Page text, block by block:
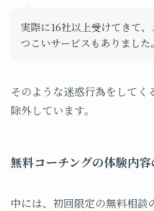
実際に16社以上受けてきて
つこいサービスもありました。
そのような迷惑行為をしてく
除外しています。
無料コーチングの体験内
中には、初回限定の無料相談